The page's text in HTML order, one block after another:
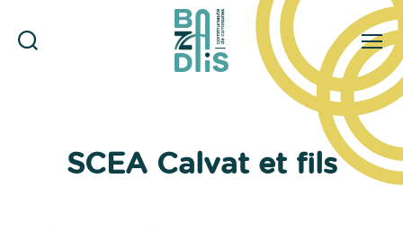
Menu
SCEA Calvat et fils